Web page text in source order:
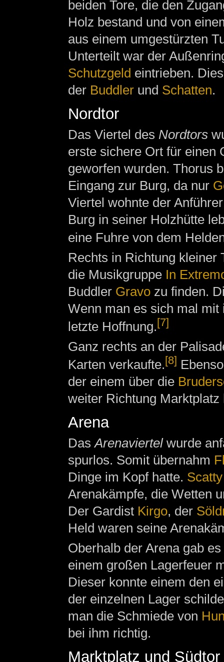
beiden Tore, die den
Holz bestand und von
aus einem umgestürzten
Unterteilt war der
Schutzgeld eintrieben.
der Buddlerund Schatten.
Nordtor
Das Viertel des Nordtors
erste sichere Ort für einen
geworfen wurden. Thorus
Eingang zur Burg, da nur
Viertel wohnte der
Burg in seiner Holzhütte
eine Fuhre von dem
Rechts in Richtung kleiner
die Musikgruppe In
Buddler Gravozu finden.
Wenn man es sich mal
letzte Hoffnung.[7]
Ganz rechts an der
Karten verkaufte.[8]
der einem über die
weiter Richtung
Arena
DasArenaviertelwurde
spurlos. Somit übernahm
Dinge im Kopf hatte. Scatty
Arenakämpfe, die Wetten
Der Gardist Kirgo, der
Held waren seine
Oberhalb der Arena gab
einem großen Lagerfeuer
Dieser konnte einem den
der einzelnen Lager
man die Schmiede von
bei ihm richtig.
Marktplatz und Südtor